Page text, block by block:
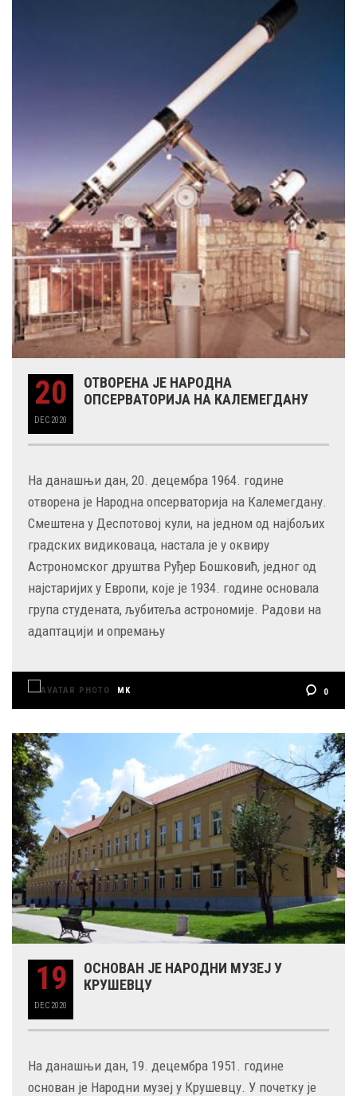
20
DEC 2020
ОТВОРЕНА ЈЕ НАРОДНА
ОПСЕРВАТОРИЈА НА КАЛЕМЕГДАНУ
На данашњи дан, 20. децембра 1964. године
отворена је Народна опсерваторија на Калемегдану.
Смештена у Деспотовој кули, на једном од најбољих
градских видиковаца, настала је у оквиру
Астрономског друштва Руђер Бошковић, једног од
најстаријих у Европи, које је 1934. године основала
група студената, љубитеља астрономије. Радови на
адаптацији и опремању
MK 0
19
DEC 2020
ОСНОВАН ЈЕ НАРОДНИ МУЗЕЈ У
КРУШЕВЦУ
На данашњи дан, 19. децембра 1951. године
основан је Народни музеј у Крушевцу. У почетку је